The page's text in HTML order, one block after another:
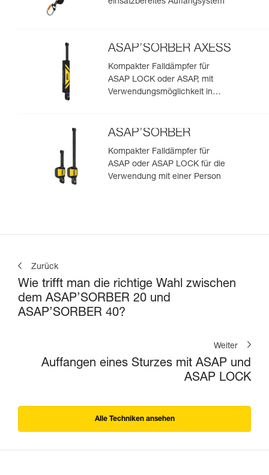
ASAP’SORBER AXESS
Kompakter Falldämpfer für
ASAP LOCK oder ASAP, mit
Verwendungsmöglichkeit in
ASAP’SORBER
Kompakter Falldämpfer für
ASAP oder ASAP LOCK für die
Verwendung mit einer Person
Zurück
Wie trifft man die richtige Wahl zwischen
dem ASAP’SORBER 20 und
ASAP’SORBER 40?
Weiter
Auffangen eines Sturzes mit ASAP und
ASAP LOCK
Alle Techniken ansehen